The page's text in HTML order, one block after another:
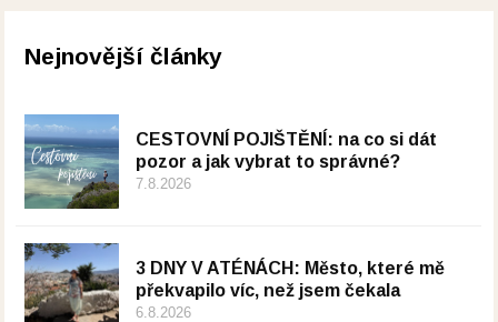
Nejnovější články
CESTOVNÍ POJIŠTĚNÍ: na co si dát
pozor a jak vybrat to správné?
7.8.2026
3 DNY V ATÉNÁCH: Město, které mě
překvapilo víc, než jsem čekala
6.8.2026